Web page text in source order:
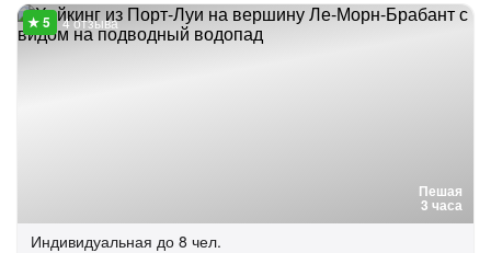
Пешая
3 часа
4 отзыва
Индивидуальная до 8 чел.